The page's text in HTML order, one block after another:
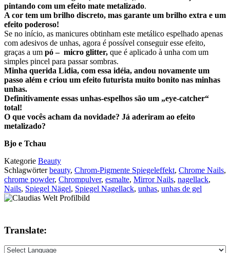
pintando com um efeito mate metalizado.
A cor tem um brilho discreto, mas garante um brilho extra e um
efeito poderoso!
Se no início, as manicures obtinham este metálico espelhado apenas
com adesivos de unhas, agora é possível conseguir esse efeito,
graças a um pó – micro glitter, que é aplicado à unha com um
simples pincel para passar sombras.
Minha querida Lidia, com essa idéia, andou novamente um
passo além e criou um efeito futurista muito bonito nas minhas
unhas.
Definitivamente essas unhas-espelhos são um „eye-catcher“
total!
O que vocês acham da novidade? Já aderiram ao efeito
metalizado?
Bjo e Tchau
Kategorie Beauty
Schlagwörterbeauty, Chrom-Pigmente Spiegeleffekt, Chrome Nails,
chrome powder, Chrompulver, esmalte, Mirror Nails, nagellack,
Nails, Spiegel Nägel, Spiegel Nagellack, unhas, unhas de gel
Translate: